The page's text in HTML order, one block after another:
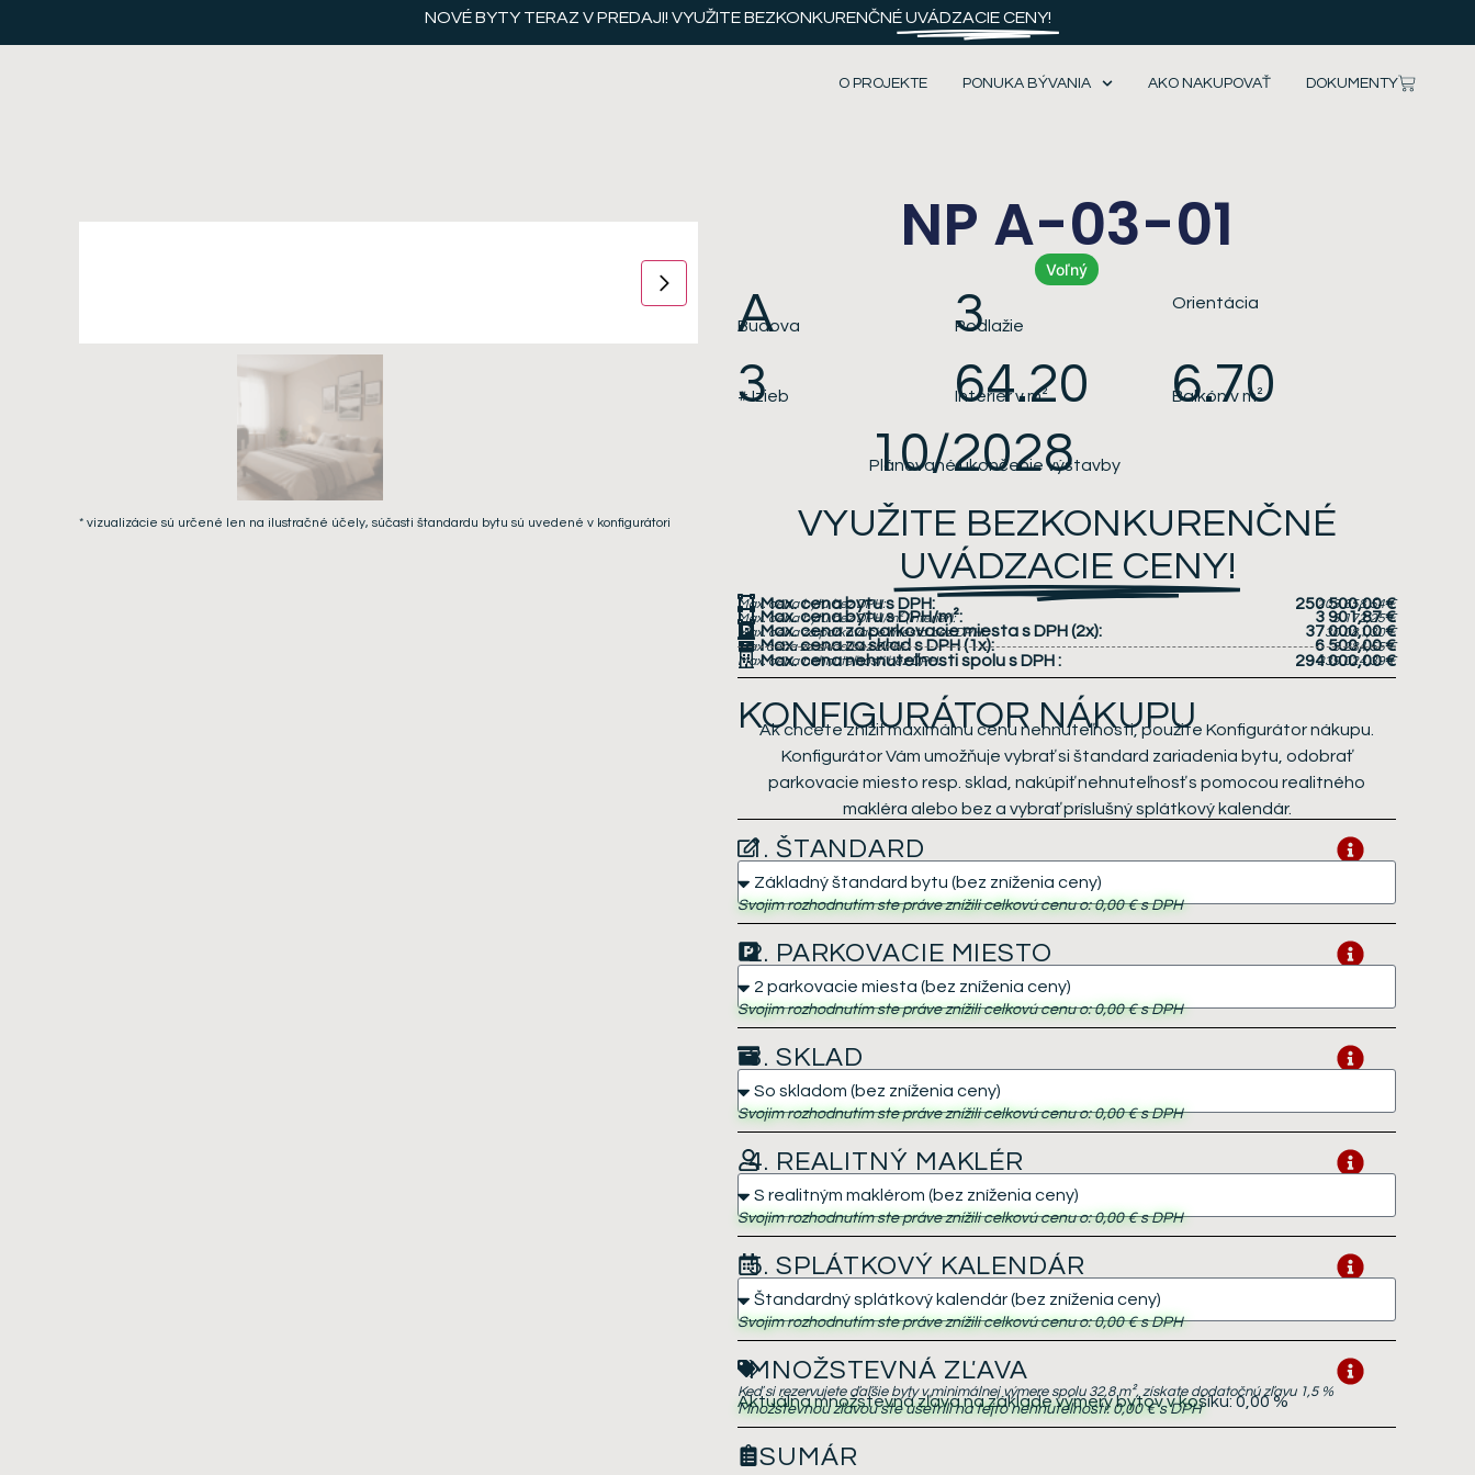
NOVÉ BYTY TERAZ V PREDAJI! VYUŽITE BEZKONKURENČNÉ UVÁDZACIE CENY!
O PROJEKTE PONUKA BÝVANIA AKO NAKUPOVAŤ DOKUMENTY
* vizualizácie sú určené len na ilustračné účely, súčasti štandardu bytu sú uvedené v konfigurátori
NP A-03-01
Voľný
A
Budova 3
Podlažie
Orientácia
3
# Izieb 64.20
Interiér v m² 6.70
Balkónv m²
10/2028
Plánované ukončenie výstavby
VYUŽITE BEZKONKURENČNÉ
UVÁDZACIE CENY!
Max. cena bytu s DPH: 250 500,00 €
Max. cena bytu bez DPH: 203 658,54 €
Max. cena bytu s DPH/m²: 3 901,87 €
Max. cena bytu bez DPH/m² (interiér): 3 172,25 €
Max. cena za parkovacie miesta s DPH(2x): 37 000,00 €
Max. cena za parkovacie miesta bez DPH: 30 081,30 €
Max. cena za sklad s DPH(1x): 6 500,00 €
Max cena za sklad bez DPH: 5 284,55 €
Max. cena nehnuteľnosti spolu s DPH: 294 000,00 €
Max. cena nehnuteľnosti bez DPH: 239 024,39 €
KONFIGURÁTOR NÁKUPU
Ak chcete znížiť maximálnu cenu nehnuteľnosti, použite Konfigurátor nákupu.
Konfigurátor Vám umožňuje vybrať si štandard zariadenia bytu, odobrať
parkovacie miesto resp. sklad, nakúpiť nehnuteľnosť s pomocou realitného
makléra alebo bez a vybrať príslušný splátkový kalendár.
1. ŠTANDARD
Svojim rozhodnutím ste práve znížili celkovú cenu o:0,00 €s DPH
2. PARKOVACIE MIESTO
Svojim rozhodnutím ste práve znížili celkovú cenu o:0,00 €s DPH
3. SKLAD
Svojim rozhodnutím ste práve znížili celkovú cenu o:0,00 €s DPH
4. REALITNÝ MAKLÉR
Svojim rozhodnutím ste práve znížili celkovú cenu o:0,00 €s DPH
5. SPLÁTKOVÝ KALENDÁR
Svojim rozhodnutím ste práve znížili celkovú cenu o:0,00 €s DPH
MNOŽSTEVNÁ ZĽAVA
Keď si rezervujete ďaľšie byty v minimálnej výmere spolu 32,8 m², získate dodatočnú zľavu 1,5 %
Aktuálna množstevná zľava na základe výmery bytov v košíku:0,00 %
Množstevnou zľavou ste ušetrili na tejto nehnuteľnosti: 0,00 €s DPH
SUMÁR